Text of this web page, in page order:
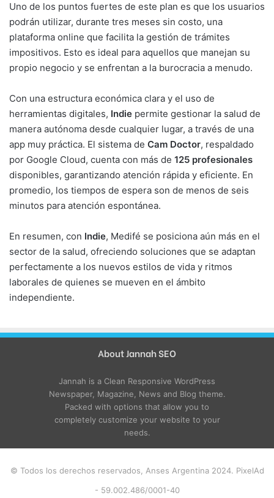
Uno de los puntos fuertes de este plan es que los usuarios
podrán utilizar, durante tres meses sin costo, una
plataforma online que facilita la gestión de trámites
impositivos. Esto es ideal para aquellos que manejan su
propio negocio y se enfrentan a la burocracia a menudo.
Con una estructura económica clara y el uso de
herramientas digitales, Indie permite gestionar la salud de
manera autónoma desde cualquier lugar, a través de una
app muy práctica. El sistema de Cam Doctor, respaldado
por Google Cloud, cuenta con más de 125 profesionales
disponibles, garantizando atención rápida y eficiente. En
promedio, los tiempos de espera son de menos de seis
minutos para atención espontánea.
En resumen, con Indie, Medifé se posiciona aún más en el
sector de la salud, ofreciendo soluciones que se adaptan
perfectamente a los nuevos estilos de vida y ritmos
laborales de quienes se mueven en el ámbito
independiente.
About Jannah SEO
Jannah is a Clean Responsive WordPress
Newspaper, Magazine, News and Blog theme.
Packed with options that allow you to
completely customize your website to your
needs.
© Todos los derechos reservados, Anses Argentina 2024. PixelAd
- 59.002.486/0001-40